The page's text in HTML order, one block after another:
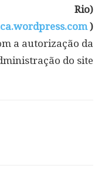
Rio)
)
a autorização da
do site